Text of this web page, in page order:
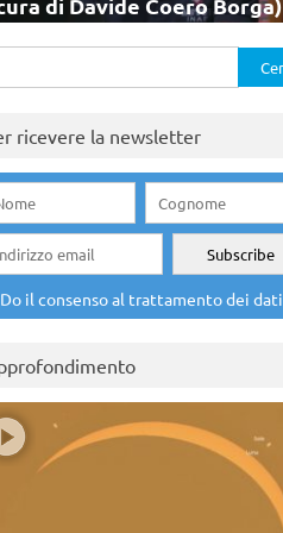
ricevere la newsletter
Do il consenso al trattamento dei dati